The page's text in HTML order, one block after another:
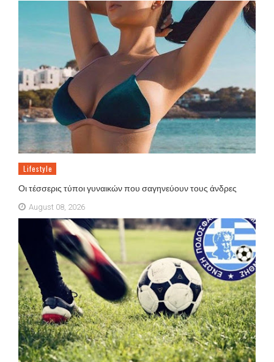
Lifestyle
Οι τέσσερις τύποι γυναικών που σαγηνεύουν τους άνδρες
August 08, 2026